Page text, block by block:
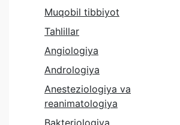
Muqobil tibbiyot
Tahlillar
Angiologiya
Andrologiya
Anesteziologiya va
reanimatologiya